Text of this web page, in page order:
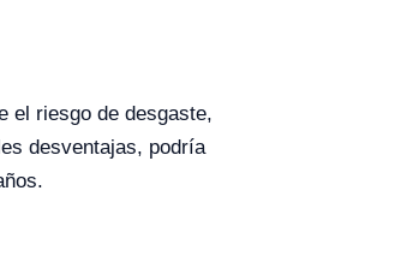
el riesgo de desgaste,
desventajas, podría